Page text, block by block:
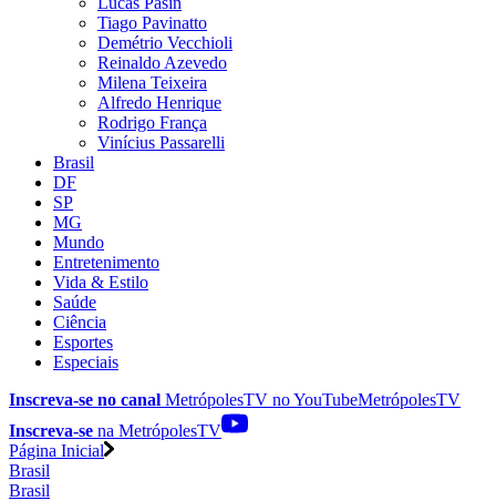
Tiago Pavinatto
Demétrio Vecchioli
Reinaldo Azevedo
Milena Teixeira
Alfredo Henrique
Rodrigo França
Vinícius Passarelli
Brasil
DF
SP
MG
Mundo
Entretenimento
Vida & Estilo
Saúde
Ciência
Esportes
Especiais
Inscreva-se no canal MetrópolesTV noYouTubeMetrópolesTV
Inscreva-se na MetrópolesTV
Página Inicial
Brasil
Brasil